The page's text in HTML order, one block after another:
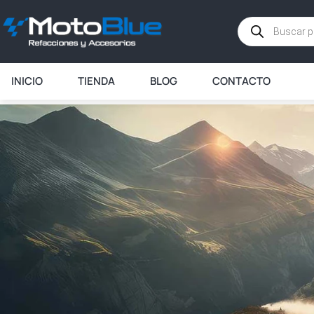
INICIO TIENDA BLOG CONTACTO
INICIO TIENDA BLOG CONTACTO